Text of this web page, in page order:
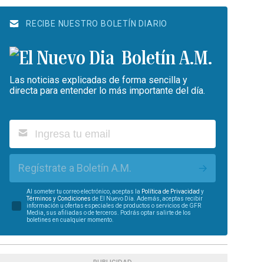
RECIBE NUESTRO BOLETÍN DIARIO
Boletín A.M.
Las noticias explicadas de forma sencilla y
directa para entender lo más importante del día.
Regístrate a Boletín A.M.
Al someter tu correo electrónico, aceptas la Política de Privacidad y
Términos y Condiciones de El Nuevo Día. Además, aceptas recibir
información u ofertas especiales de productos o servicios de GFR
Media, sus afiliadas o de terceros. Podrás optar salirte de los
boletines en cualquier momento.